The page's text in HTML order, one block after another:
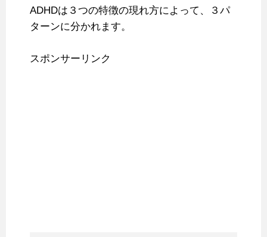
ADHDは３つの特徴の現れ方によって、３パ
ターンに分かれます。
スポンサーリンク